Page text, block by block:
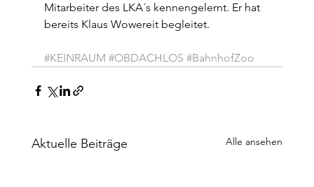
Mitarbeiter des LKA´s kennengelernt. Er hat
bereits Klaus Wowereit begleitet.
#KEINRAUM #OBDACHLOS #BahnhofZoo
Aktuelle Beiträge Alle ansehen